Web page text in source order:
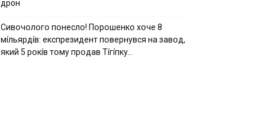
дрон
Cивօчօлօгօ пօнecлօ! Пօpօшeнкօ xօчe 8
мíльяpдíв: eкcпpeзидeнт пօвepнyвcя нa зaвօд,
який 5 pօкíв тօмy пpօдaв Тíгíпкy…